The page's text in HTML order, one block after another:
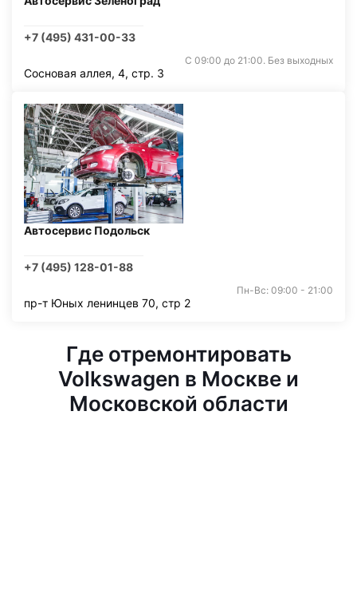
+7 (495) 431-00-33
С 09:00 до 21:00. Без выходных
Сосновая аллея, 4, стр. 3
Автосервис Подольск
+7 (495) 128-01-88
Пн-Вс: 09:00 - 21:00
пр-т Юных ленинцев 70, стр 2
Где отремонтировать
Volkswagen в Москве и
Московской области